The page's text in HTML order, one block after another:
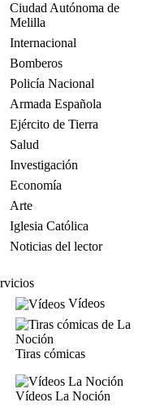
Ciudad Autónoma de
Melilla
Internacional
Bomberos
Policía Nacional
Armada Española
Ejército de Tierra
Salud
Investigación
Economía
Arte
Iglesia Católica
Noticias del lector
Vídeos
Tiras cómicas
Vídeos La Noción